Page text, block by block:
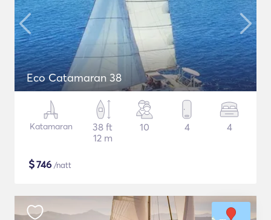
Eco Catamaran 38
Katamaran
38 ft
12 m
10 4 4
$746 /natt